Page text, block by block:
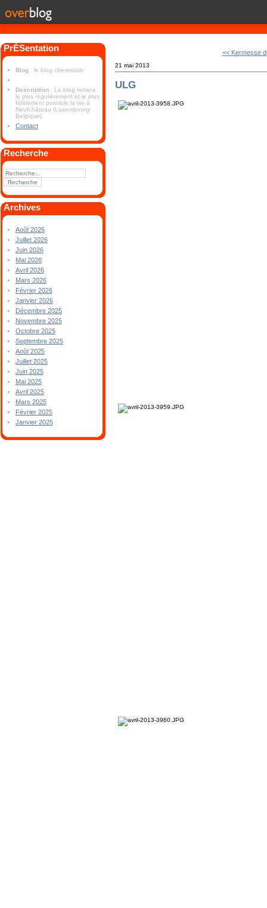
PrÉSentation
Blog : le blog chestrolais
Description : Le blog retrace
le plus régulièrement et le plus
fidèlement possible la vie à
Neufchâteau (Luxembourg-
Belgique).
Contact
Recherche
Archives
Août 2026
Juillet 2026
Juin 2026
Mai 2026
Avril 2026
Mars 2026
Février 2026
Janvier 2026
Décembre 2025
Novembre 2025
Octobre 2025
Septembre 2025
Août 2025
Juillet 2025
Juin 2025
Mai 2025
Avril 2025
Mars 2025
Février 2025
Janvier 2025
<< Kermesse
21 mai 2013
ULG